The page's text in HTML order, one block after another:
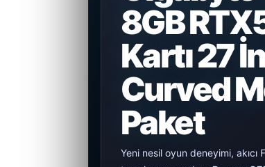
8GB
Kartı 27
Curved
Paket
Yeni nesil oyun deneyimi,